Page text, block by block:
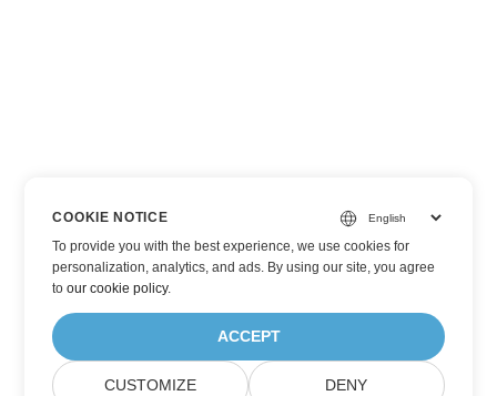
COOKIE NOTICE
To provide you with the best experience, we use cookies for
personalization, analytics, and ads. By using our site, you agree
toour cookie policy.
ACCEPT
CUSTOMIZE DENY